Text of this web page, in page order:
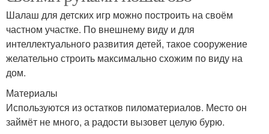
Шалаш для детских игр можно построить на своём
частном участке. По внешнему виду и для
интеллектуального развития детей, такое сооружение
желательно строить максимально схожим по виду на
дом.
Материалы
Используются из остатков пиломатериалов. Место он
займёт не много, а радости вызовет целую бурю.